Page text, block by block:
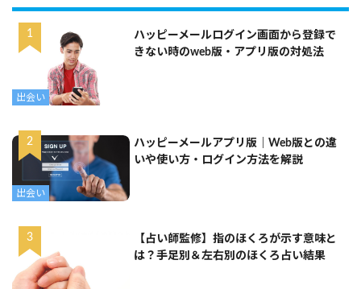
出会い
ハッピーメールログイン画面から登録で
きない時のweb版・アプリ版の対処法
出会い
ハッピーメールアプリ版｜Web版との違
いや使い方・ログイン方法を解説
【占い師監修】指のほくろが示す意味と
は？手足別＆左右別のほくろ占い結果